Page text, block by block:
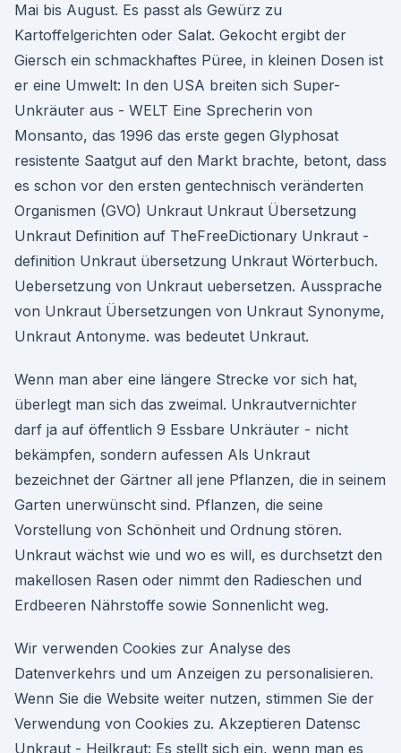
Mai bis August. Es passt als Gewürz zu
Kartoffelgerichten oder Salat. Gekocht ergibt der
Giersch ein schmackhaftes Püree, in kleinen Dosen ist
er eine Umwelt: In den USA breiten sich Super-
Unkräuter aus - WELT Eine Sprecherin von
Monsanto, das 1996 das erste gegen Glyphosat
resistente Saatgut auf den Markt brachte, betont, dass
es schon vor den ersten gentechnisch veränderten
Organismen (GVO) Unkraut Unkraut Übersetzung
Unkraut Definition auf TheFreeDictionary Unkraut -
definition Unkraut übersetzung Unkraut Wörterbuch.
Uebersetzung von Unkraut uebersetzen. Aussprache
von Unkraut Übersetzungen von Unkraut Synonyme,
Unkraut Antonyme. was bedeutet Unkraut.
Wenn man aber eine längere Strecke vor sich hat,
überlegt man sich das zweimal. Unkrautvernichter
darf ja auf öffentlich 9 Essbare Unkräuter - nicht
bekämpfen, sondern aufessen Als Unkraut
bezeichnet der Gärtner all jene Pflanzen, die in seinem
Garten unerwünscht sind. Pflanzen, die seine
Vorstellung von Schönheit und Ordnung stören.
Unkraut wächst wie und wo es will, es durchsetzt den
makellosen Rasen oder nimmt den Radieschen und
Erdbeeren Nährstoffe sowie Sonnenlicht weg.
Wir verwenden Cookies zur Analyse des
Datenverkehrs und um Anzeigen zu personalisieren.
Wenn Sie die Website weiter nutzen, stimmen Sie der
Verwendung von Cookies zu. Akzeptieren Datensc
Unkraut - Heilkraut: Es stellt sich ein, wenn man es